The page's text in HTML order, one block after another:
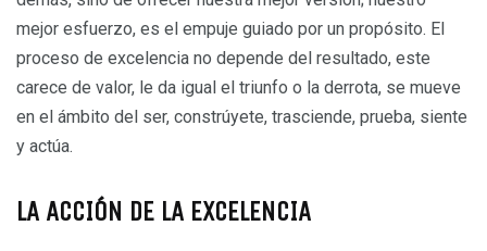
mejor esfuerzo, es el empuje guiado por un propósito. El
proceso de excelencia no depende del resultado, este
carece de valor, le da igual el triunfo o la derrota, se mueve
en el ámbito del ser, constrúyete, trasciende, prueba, siente
y actúa.
LA ACCIÓN DE LA EXCELENCIA